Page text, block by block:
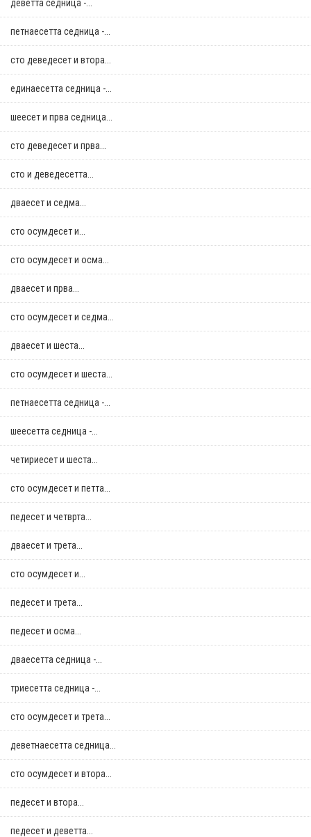
деветта седница -...
петнаесетта седница -...
сто деведесет и втора...
единаесетта седница -...
шеесет и прва седница...
сто деведесет и прва...
сто и деведесетта...
дваесет и седма...
сто осумдесет и...
сто осумдесет и осма...
дваесет и прва...
сто осумдесет и седма...
дваесет и шеста...
сто осумдесет и шеста...
петнаесетта седница -...
шеесетта седница -...
четириесет и шеста...
сто осумдесет и петта...
педесет и четврта...
дваесет и трета...
сто осумдесет и...
педесет и трета...
педесет и осма...
дваесетта седница -...
триесетта седница -...
сто осумдесет и трета...
деветнаесетта седница...
сто осумдесет и втора...
педесет и втора...
педесет и деветта...